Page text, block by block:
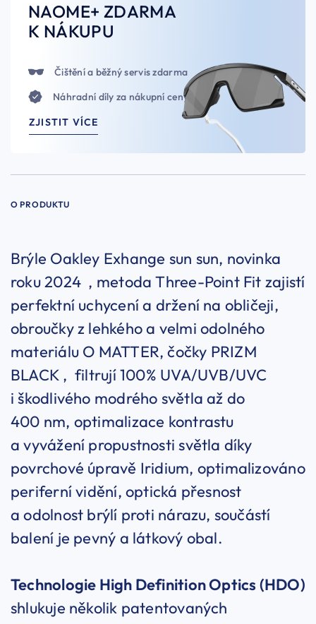
NAOME+ ZDARMA
K NÁKUPU
Čištění a běžný servis zdarma
Náhradní díly za nákupní ceny
ZJISTIT VÍCE
O PRODUKTU
Brýle Oakley Exhange sun sun, novinka
roku 2024 , metoda Three-Point Fit zajistí
perfektní uchycení a držení na obličeji,
obroučky z lehkého a velmi odolného
materiálu O MATTER, čočky PRIZM
BLACK , filtrují 100% UVA/UVB/UVC
i škodlivého modrého světla až do
400 nm, optimalizace kontrastu
a vyvážení propustnosti světla díky
povrchové úpravě Iridium, optimalizováno
periferní vidění, optická přesnost
a odolnost brýlí proti nárazu, součástí
balení je pevný a látkový obal.
Technologie High Definition Optics (HDO)
shlukuje několik patentovaných